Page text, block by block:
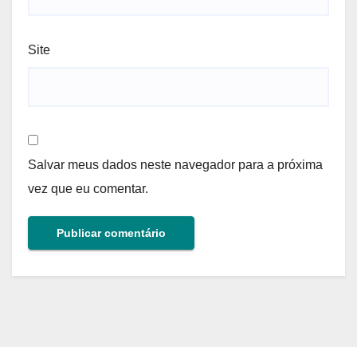
Site
Salvar meus dados neste navegador para a próxima
vez que eu comentar.